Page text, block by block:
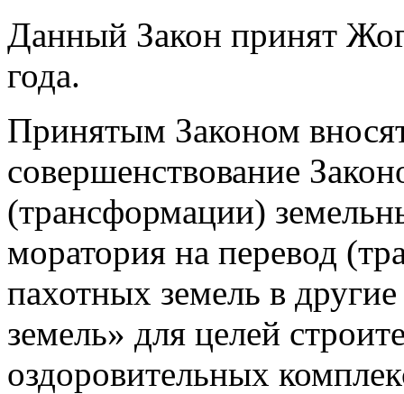
Данный Закон принят
года.
Принятым Законом
совершенствование
(трансформации)
моратория на перевод
пахотных земель в
земель» для целей
оздоровительных